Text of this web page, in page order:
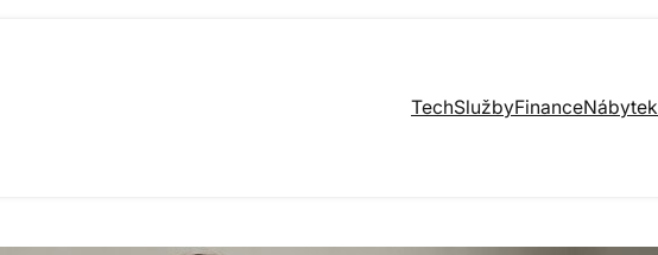
TechSlužbyFinanceNábytek